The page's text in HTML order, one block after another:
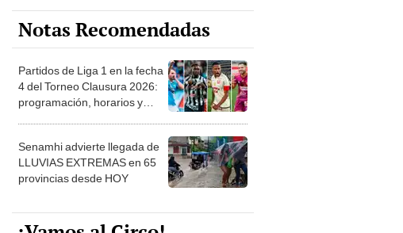
Notas Recomendadas
Partidos de Liga 1 en la fecha
4 del Torneo Clausura 2026:
programación, horarios y
Senamhi advierte llegada de
LLUVIAS EXTREMAS en 65
provincias desde HOY